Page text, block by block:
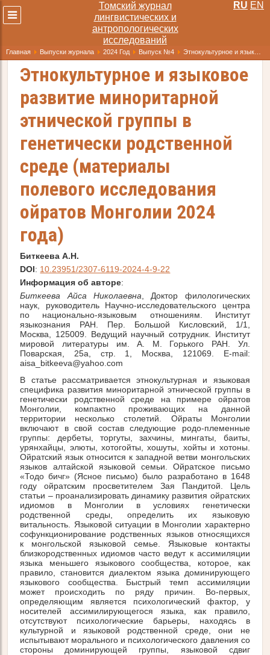
Томский журнал
лингвистических и
антропологических
исследований
Развернуть
меню
RU EN
Главная Выпуски журнала 2024 Год Выпуск №4 Этнокультурное и языковое развитие миноритарной этнической группы в генетически родственной среде (материалы полевого исследования ойратов Монголии 2024 года)
Этнокультурное и языковое
развитие миноритарной
этнической группы в
генетически родственной
среде (материалы
полевого исследования
ойратов Монголии 2024
года)
Биткеева А.Н.
DOI: 10.23951/2307-6119-2024-4-9-22
Информация об авторе:
Биткеева Айса Николаевна , Доктор филологических
наук, руководитель Научно-исследовательского центра
по национально-языковым отношениям. Институт
языкознания РАН. Пер. Большой Кисловский, 1/1,
Москва, 125009. Ведущий научный сотрудник. Институт
мировой литературы им. А. М. Горького РАН. Ул.
Поварская, 25а, стр. 1, Москва, 121069. E-mail:
В статье рассматривается этнокультурная и языковая
специфика развития миноритарной этнической группы в
генетически родственной среде на примере ойратов
Монголии, компактно проживающих на данной
территории несколько столетий. Ойраты Монголии
включают в свой состав следующие родо-племенные
группы: дербеты, торгуты, захчины, мингаты, баиты,
урянхайцы, элюты, хотогойты, хошуты, хойты и хотоны.
Ойратский язык относится к западной ветви монгольских
языков алтайской языковой семьи. Ойратское письмо
«Тодо бичг» (Ясное письмо) было разработано в 1648
году ойратским просветителем Зая Пандитой. Цель
статьи – проанализировать динамику развития ойратских
идиомов в Монголии в условиях генетически
родственной среды, определить их языковую
витальность. Языковой ситуации в Монголии характерно
софункционирование родственных языков относящихся
к монгольской языковой семье. Языковые контакты
близкородственных идиомов часто ведут к ассимиляции
языка меньшего языкового сообщества, которое, как
правило, становится диалектом языка доминирующего
языкового сообщества. Быстрый темп ассимиляции
может происходить по ряду причин. Во-первых,
определяющим является психологический фактор, у
носителей ассимилирующегося языка, как правило,
отсутствуют психологические барьеры, находясь в
культурной и языковой родственной среде, они не
испытывают морального и психологического давления со
стороны доминирующей группы, языковой сдвиг